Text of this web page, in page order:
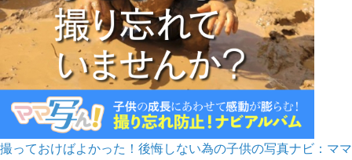
撮っておけばよかった！後悔しない為の子供の写真ナビ：ママ